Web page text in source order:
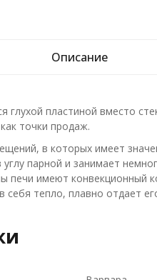
Описание
глухой пластиной вместо
точки продаж.
в которых имеет
углу парной и занимает
печи имеют конвекционный
себя тепло, плавно отдает